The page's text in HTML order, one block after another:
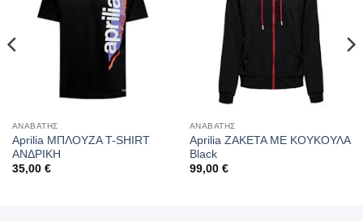
ΑΝΑΒΑΤΗΣ
Aprilia ΜΠΛΟΥΖΑ T-SHIRT
ΑΝΔΡΙΚΗ
35,00 €
ΑΝΑΒΑΤΗΣ
Aprilia ΖΑΚΕΤΑ ΜΕ ΚΟΥΚΟΥΛΑ
Black
99,00 €